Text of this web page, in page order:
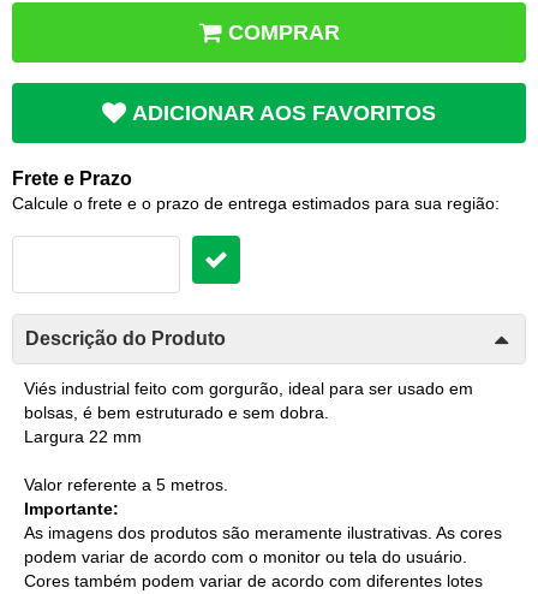
COMPRAR
ADICIONAR AOS FAVORITOS
Frete e Prazo
Calcule o frete e o prazo de entrega estimados para sua região:
Descrição do Produto
Viés industrial feito com gorgurão, ideal para ser usado em
bolsas, é bem estruturado e sem dobra.
Largura 22 mm
Valor referente a 5 metros.
Importante:
As imagens dos produtos são meramente ilustrativas. As cores
podem variar de acordo com o monitor ou tela do usuário.
Cores também podem variar de acordo com diferentes lotes